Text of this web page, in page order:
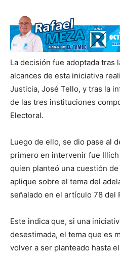
La decisión fue adoptada tras
alcances de esta iniciativa
Justicia, José Tello, y tras la
de las tres instituciones
Electoral.
Luego de ello, se dio pase al
primero en intervenir fue
quien planteó una cuestión
aplique sobre el tema del
señalado en el artículo 78 del
Este indica que, si una
desestimada, el tema que es
volver a ser planteado hasta